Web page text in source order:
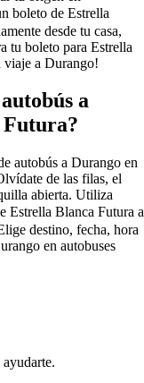
boleto de Estrella
desde tu casa,
tu boleto para Estrella
viaje a Durango!
a
autobús a Durango en
de las filas, el
abierta. Utiliza
Estrella Blanca Futura a
destino, fecha, hora
en autobuses